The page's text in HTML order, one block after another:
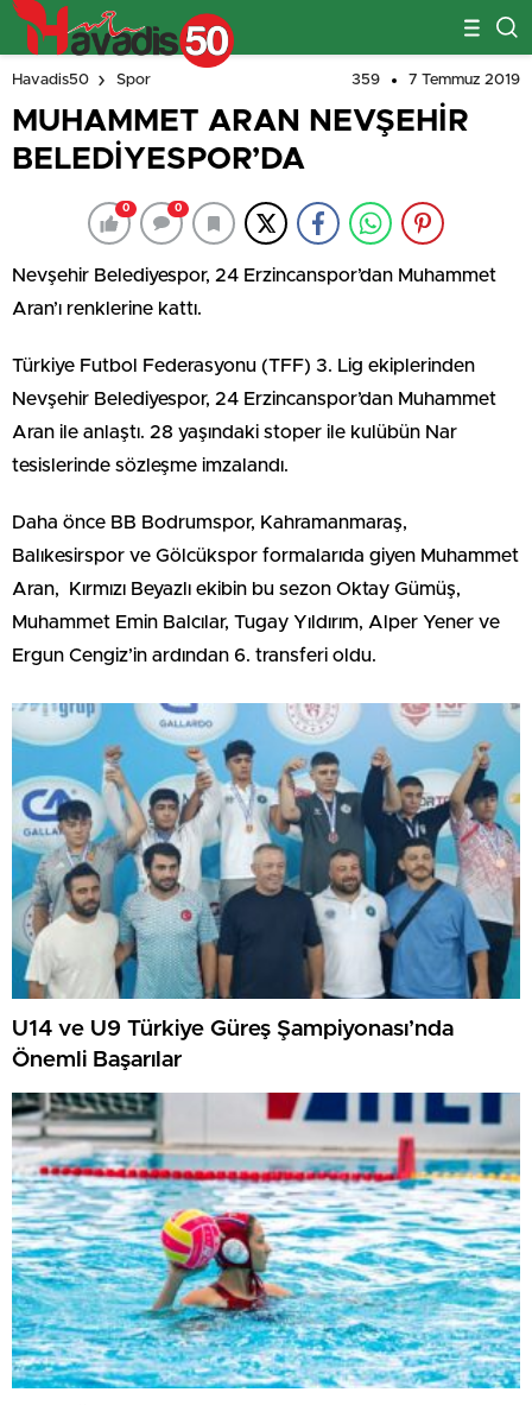
Havadis50 Spor 359 7 Temmuz 2019
MUHAMMET ARAN NEVŞEHİR
BELEDİYESPOR’DA
0 0
Nevşehir Belediyespor, 24 Erzincanspor’dan Muhammet
Aran’ı renklerine kattı.
Türkiye Futbol Federasyonu (TFF) 3. Lig ekiplerinden
Nevşehir Belediyespor, 24 Erzincanspor’dan Muhammet
Aran ile anlaştı. 28 yaşındaki stoper ile kulübün Nar
tesislerinde sözleşme imzalandı.
Daha önce BB Bodrumspor, Kahramanmaraş,
Balıkesirspor ve Gölcükspor formalarıda giyen Muhammet
Aran, Kırmızı Beyazlı ekibin bu sezon Oktay Gümüş,
Muhammet Emin Balcılar, Tugay Yıldırım, Alper Yener ve
Ergun Cengiz’in ardından 6. transferi oldu.
U14 ve U9 Türkiye Güreş Şampiyonası’nda
Önemli Başarılar